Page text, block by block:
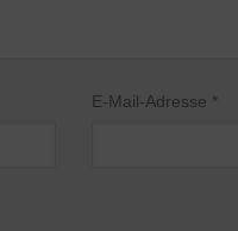
E-Mail-Adresse *